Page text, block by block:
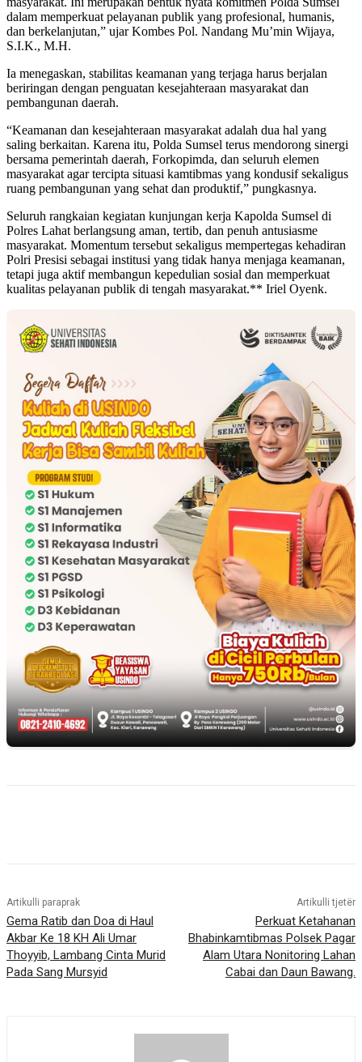
dalam memperkuat pelayanan publik yang profesional, humanis,
dan berkelanjutan,” ujar Kombes Pol. Nandang Mu’min Wijaya,
S.I.K., M.H.
Ia menegaskan, stabilitas keamanan yang terjaga harus berjalan
beriringan dengan penguatan kesejahteraan masyarakat dan
pembangunan daerah.
“Keamanan dan kesejahteraan masyarakat adalah dua hal yang
saling berkaitan. Karena itu, Polda Sumsel terus mendorong sinergi
bersama pemerintah daerah, Forkopimda, dan seluruh elemen
masyarakat agar tercipta situasi kamtibmas yang kondusif sekaligus
ruang pembangunan yang sehat dan produktif,” pungkasnya.
Seluruh rangkaian kegiatan kunjungan kerja Kapolda Sumsel di
Polres Lahat berlangsung aman, tertib, dan penuh antusiasme
masyarakat. Momentum tersebut sekaligus mempertegas kehadiran
Polri Presisi sebagai institusi yang tidak hanya menjaga keamanan,
tetapi juga aktif membangun kepedulian sosial dan memperkuat
kualitas pelayanan publik di tengah masyarakat.** Iriel Oyenk.
Artikulli paraprak
Gema Ratib dan Doa di Haul
Akbar Ke 18 KH Ali Umar
Thoyyib, Lambang Cinta Murid
Pada Sang Mursyid
Artikulli tjetër
Perkuat Ketahanan
Bhabinkamtibmas Polsek Pagar
Alam Utara Nonitoring Lahan
Cabai dan Daun Bawang.